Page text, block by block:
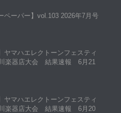
ペーパー】vol.103 2026年7月号
ヤマハエレクトーンフェスティ
楽器店大会 結果速報 6月21
ヤマハエレクトーンフェスティ
楽器店大会 結果速報 6月20